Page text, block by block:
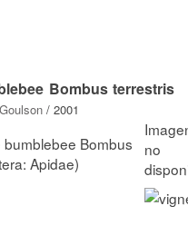
Bombus terrestris
/ 2001
bumblebee Bombus
Apidae)